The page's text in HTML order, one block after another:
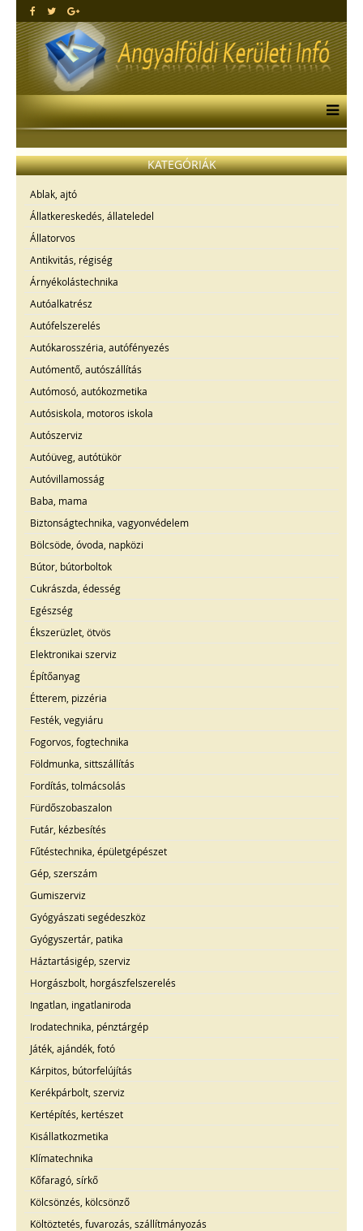
KATEGÓRIÁK
Ablak, ajtó
Állatkereskedés, állateledel
Állatorvos
Antikvitás, régiség
Árnyékolástechnika
Autóalkatrész
Autófelszerelés
Autókarosszéria, autófényezés
Autómentő, autószállítás
Autómosó, autókozmetika
Autósiskola, motoros iskola
Autószerviz
Autóüveg, autótükör
Autóvillamosság
Baba, mama
Biztonságtechnika, vagyonvédelem
Bölcsöde, óvoda, napközi
Bútor, bútorboltok
Cukrászda, édesség
Egészség
Ékszerüzlet, ötvös
Elektronikai szerviz
Építőanyag
Étterem, pizzéria
Festék, vegyiáru
Fogorvos, fogtechnika
Földmunka, sittszállítás
Fordítás, tolmácsolás
Fürdőszobaszalon
Futár, kézbesítés
Fűtéstechnika, épületgépészet
Gép, szerszám
Gumiszerviz
Gyógyászati segédeszköz
Gyógyszertár, patika
Háztartásigép, szerviz
Horgászbolt, horgászfelszerelés
Ingatlan, ingatlaniroda
Irodatechnika, pénztárgép
Játék, ajándék, fotó
Kárpitos, bútorfelújítás
Kerékpárbolt, szerviz
Kertépítés, kertészet
Kisállatkozmetika
Klímatechnika
Kőfaragó, sírkő
Kölcsönzés, kölcsönző
Költöztetés, fuvarozás, szállítmányozás